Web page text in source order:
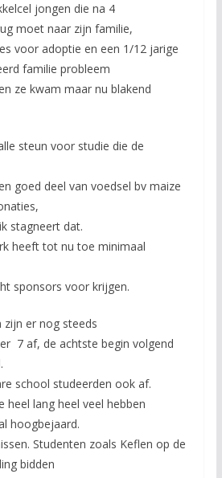
jongen die na 4
moet naar zijn familie,
voor adoptie en een 1/12 jarige
familie probleem
ze kwam maar nu blakend
steun voor studie die de
goed deel van voedsel bv maize
stagneert dat.
heeft tot nu toe minimaal
sponsors voor krijgen.
zijn er nog steeds
7 af, de achtste begin volgend
school studeerden ook af.
heel lang heel veel hebben
hoogbejaard.
Studenten zoals Keflen op de
bidden